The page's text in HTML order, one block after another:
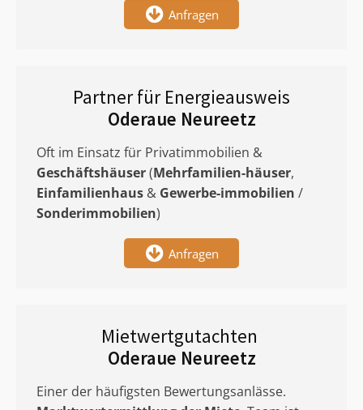
Anfragen
Partner für Energieausweis
Oderaue Neureetz
Oft im Einsatz für Privatimmobilien &
Geschäftshäuser(Mehrfamilien-häuser,
Einfamilienhaus & Gewerbe-immobilien /
Sonderimmobilien)
Anfragen
Mietwertgutachten
Oderaue Neureetz
Einer der häufigsten Bewertungsanlässe.